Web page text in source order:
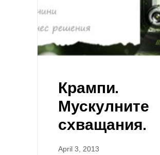
Крампи.
Мускулните
схващания.
April 3, 2013